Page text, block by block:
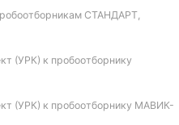
СТАНДАРТ,
(УРК) к пробоотборнику
(УРК) к пробоотборнику МАВИК-